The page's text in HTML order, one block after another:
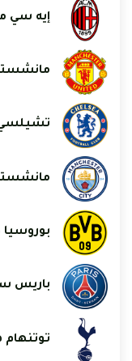
إيه سي
مانشستر
بوروسيا
باريس